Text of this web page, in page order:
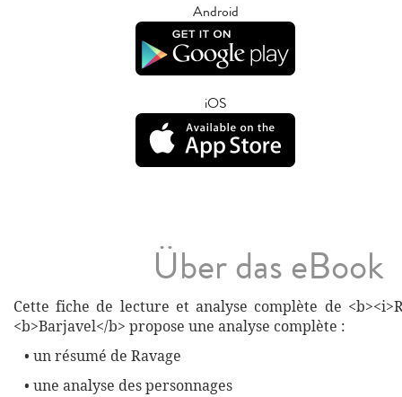
Android
iOS
Über das eBook
Cette fiche de lecture et analyse complète de
<b>Barjavel</b> propose une analyse complète :
• un résumé de Ravage
• une analyse des personnages